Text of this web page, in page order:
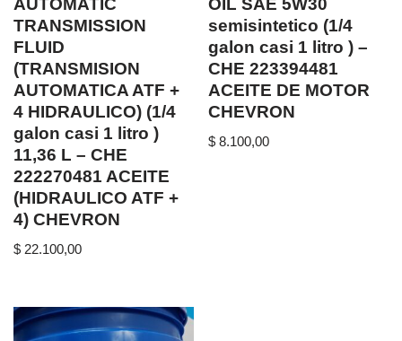
TRANSMISSION
FLUID
(TRANSMISION
AUTOMATICA ATF +
4 HIDRAULICO) (1/4
galon casi 1 litro )
11,36 L – CHE
222270481 ACEITE
(HIDRAULICO ATF +
4) CHEVRON
$ 22.100,00
semisintetico (1/4
galon casi 1 litro ) –
CHE 223394481
ACEITE DE MOTOR
CHEVRON
$ 8.100,00